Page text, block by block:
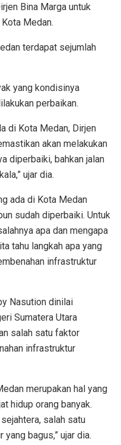
Bina Marga untuk
Medan.
terdapat sejumlah
yang kondisinya
perbaikan.
di Kota Medan, Dirjen
akan melakukan
diperbaiki, bahkan jalan
ujar dia.
ada di Kota Medan
sudah diperbaiki. Untuk
apa dan mengapa
tahu langkah apa yang
infrastruktur
Nasution dinilai
Sumatera Utara
salah satu faktor
infrastruktur
merupakan hal yang
hidup orang banyak.
salah satu
bagus,” ujar dia.